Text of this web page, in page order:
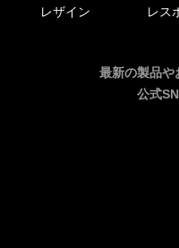
レザイン レス
最新の製品や
公式